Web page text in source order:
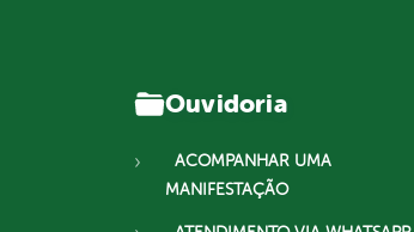
Ouvidoria
ACOMPANHAR UMA
MANIFESTAÇÃO